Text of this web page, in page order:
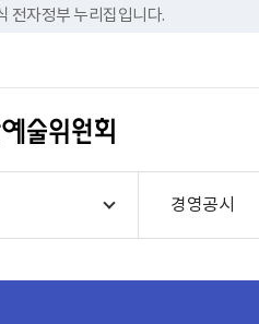
전자정부 누리집입니다.
경영공시